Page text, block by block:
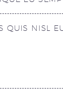
QUIS NISL